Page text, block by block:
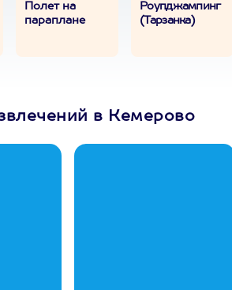
Полет на
параплане
Роупджампинг
(Тарзанка)
в Кемерово